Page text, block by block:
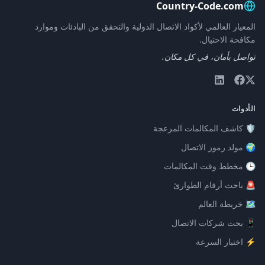
Country-Code.com
المعيار العالمي لأكواد الاتصال الدولية والتحقق من البادئات وموارد
مكافحة الاحتيال.
تواصل بأمان، في كل مكان.
الأدوات
🛡️ كاشف المكالمات المزعجة
🌍 مولد رموز الاتصال
🕒 مخطط وقت المكالمات
🚨 باحث أرقام الطوارئ
🗺️ خريطة العالم
📱 بحث شركات الاتصال
⚡ اختبار السرعة